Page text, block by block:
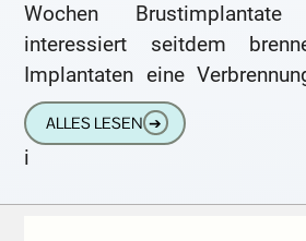
Wochen
interessiert seitdem
Implantaten eine
bzw. ob die vorher entfernt
Grüße
ALLES LESEN ➔
i